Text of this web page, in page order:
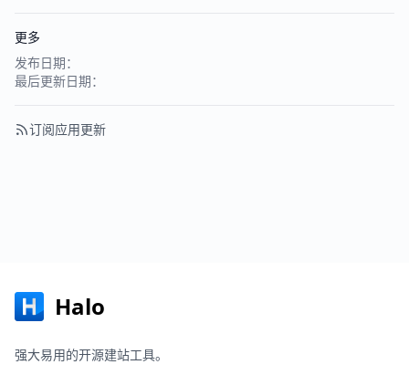
更多
发布日期：
最后更新日期：
订阅应用更新
Halo
强大易用的开源建站工具。